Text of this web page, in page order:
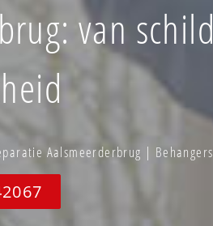
van
Aalsmeerderbrug |